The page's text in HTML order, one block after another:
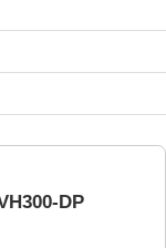
DP